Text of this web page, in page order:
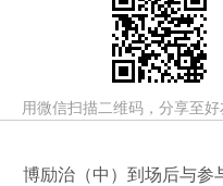
用微信扫描二维码，分享至
博励治（中）到场后与参